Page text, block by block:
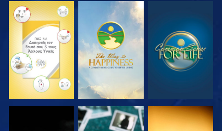
ΠΑΡΑΚΟΛΟΥΘΗΣΤΕ ΠΑΡΑΚΟΛΟΥΘΗΣΤΕ ΠΑΡΑΚΟΛΟΥΘΗΣΤΕ